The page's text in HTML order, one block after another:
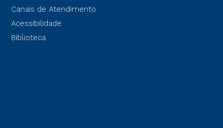
Canais de Atendimento
Acessibilidade
Biblioteca